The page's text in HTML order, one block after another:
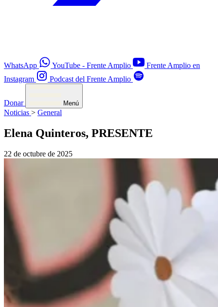
WhatsApp YouTube - Frente Amplio
Frente Amplio en
Instagram
Podcast del Frente Amplio
Donar Menú
Noticias > General
Elena Quinteros, PRESENTE
22 de octubre de 2025